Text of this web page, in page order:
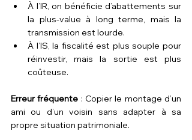
À l’IR, on bénéficie d’abattements sur
la plus-value à long terme, mais la
transmission est lourde.
À l’IS, la fiscalité est plus souple pour
réinvestir, mais la sortie est plus
coûteuse.
Erreur fréquente : Copier le montage d’un
ami ou d’un voisin sans adapter à sa
propre situation patrimoniale.